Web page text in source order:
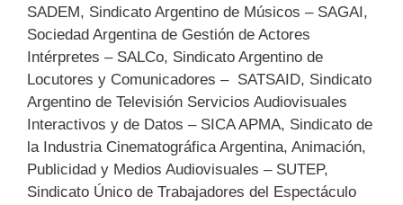
SADEM, Sindicato Argentino de Músicos – SAGAI,
Sociedad Argentina de Gestión de Actores
Intérpretes – SALCo, Sindicato Argentino de
Locutores y Comunicadores – SATSAID, Sindicato
Argentino de Televisión Servicios Audiovisuales
Interactivos y de Datos – SICA APMA, Sindicato de
la Industria Cinematográfica Argentina, Animación,
Publicidad y Medios Audiovisuales – SUTEP,
Sindicato Único de Trabajadores del Espectáculo